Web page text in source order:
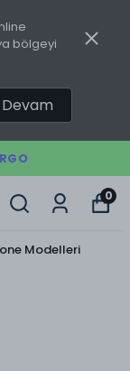
bölgeyi
Devam
0
Modelleri